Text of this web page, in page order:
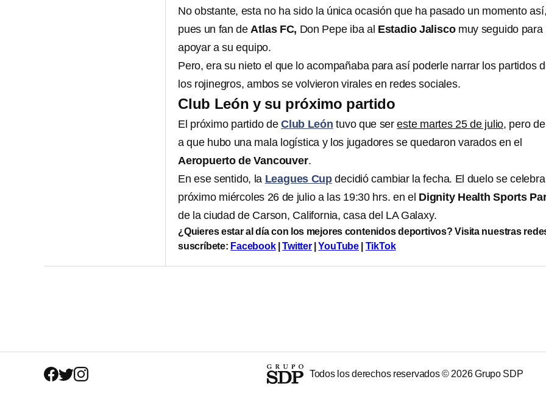
No obstante, esta no ha sido la única ocasión que ha pasado un momento
pues un fan deAtlas FC, Don Pepe iba al Estadio Jaliscomuy seguido para
apoyar a su equipo.
Pero, era su nieto el que lo acompañaba para así poderle narrar los partidos
los rojinegros, ambos se volvieron virales en redes sociales.
Club León y su próximo partido
El próximo partido de Club León tuvo que sereste martes 25 de julio, pero
a que hubo una mala logística y los jugadores se quedaron varados en el
Aeropuerto de Vancouver.
En ese sentido, la Leagues Cup decidió cambiar la fecha. El duelo se
próximo miércoles 26 de julio a las 19:30 hrs. en el Dignity Health Sports
de la ciudad de Carson, California, casa del LA Galaxy.
¿Quieres estar al día con los mejores contenidos deportivos? Visita nuestras
suscríbete: Facebook|Twitter|YouTube TikTok
Todos los derechos reservados © 2026Grupo SDP